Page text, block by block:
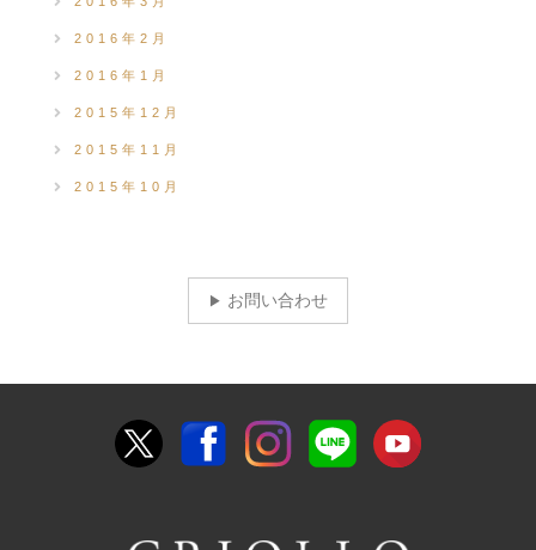
2016年2月
2016年1月
2015年12月
2015年11月
2015年10月
お問い合わせ